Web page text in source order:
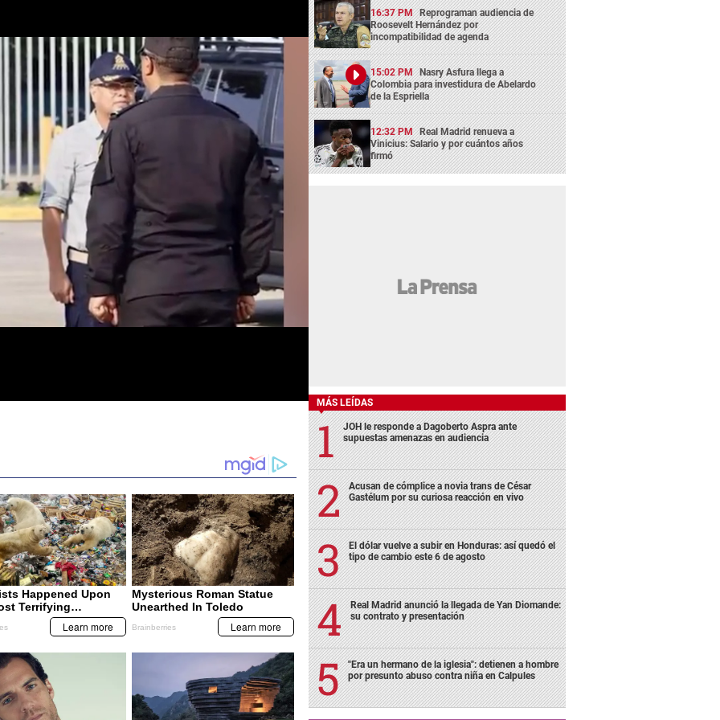
16:37 PM Reprograman audiencia de
Roosevelt Hernández por
incompatibilidad de agenda
15:02 PM Nasry Asfura llega a
Colombia para investidura de Abelardo
de la Espriella
12:32 PM Real Madrid renueva a
Vinicius: Salario y por cuántos años
firmó
MÁS LEÍDAS
JOH le responde a Dagoberto Aspra ante
supuestas amenazas en audiencia
Acusan de cómplice a novia trans de César
Gastélum por su curiosa reacción en vivo
El dólar vuelve a subir en Honduras: así quedó el
tipo de cambio este 6 de agosto
Real Madrid anunció la llegada de Yan Diomande:
su contrato y presentación
"Era un hermano de la iglesia": detienen a hombre
por presunto abuso contra niña en Calpules